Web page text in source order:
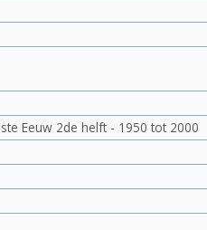
Eeuw 2de helft - 1950 tot 2000